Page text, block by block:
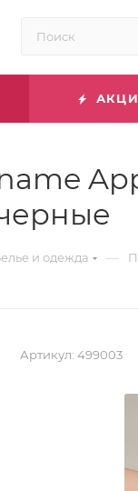
и одежда —
Артикул: 499003